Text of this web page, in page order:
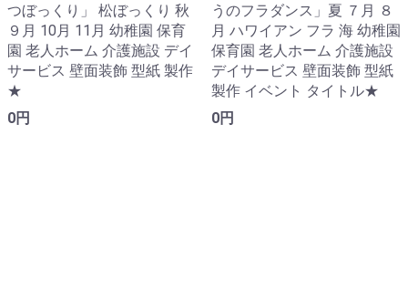
つぼっくり」 松ぼっくり 秋
９月 10月 11月 幼稚園 保育
園 老人ホーム 介護施設 デイ
サービス 壁面装飾 型紙 製作
★
0円
うのフラダンス」夏 ７月 ８
月 ハワイアン フラ 海 幼稚園
保育園 老人ホーム 介護施設
デイサービス 壁面装飾 型紙
製作 イベント タイトル★
0円